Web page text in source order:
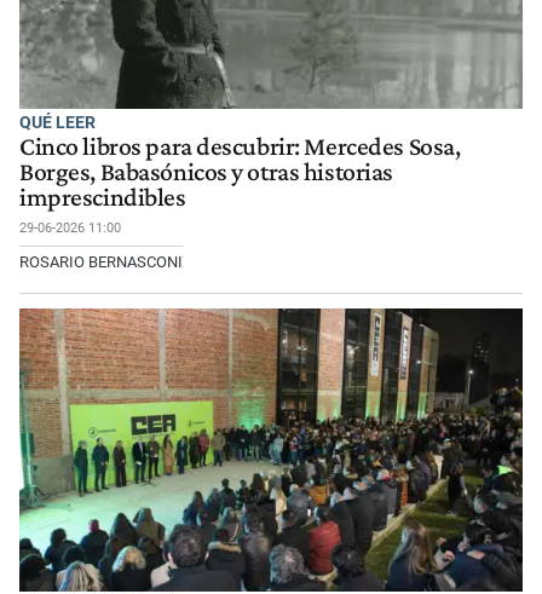
QUÉ LEER
Cinco libros para descubrir: Mercedes Sosa,
Borges, Babasónicos y otras historias
imprescindibles
29-06-2026 11:00
ROSARIO BERNASCONI